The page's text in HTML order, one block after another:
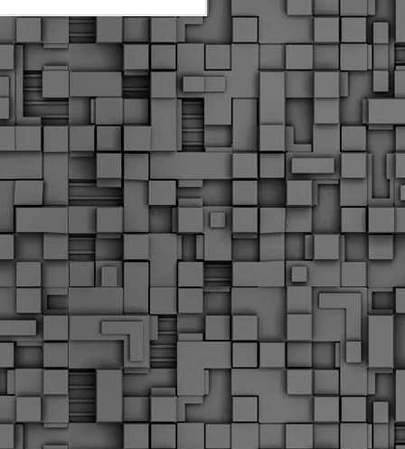
παραβάσεις σε έργα
Ο.Κ.Ω
Η Δημοτική Αστυνομία
Θεσσαλονίκης βεβαίωσε κατά
τις προηγούμενες ημέρες
πρόστιμα για 11 διοικητικές
παραβάσεις που έλαβαν
εργασιών από εργολαβικά
συνεργεία και οι οποίες
αφορούσαν εκτέλεση
εργασιών χωρίς νόμιμη
σήμανση και στην απόθεση
υλικών – εργαλείων εκτός του
προβλεπόμενου εργοταξίου.